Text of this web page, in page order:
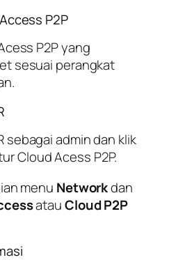
P2P
P2P yang
sesuai perangkat
sebagai admin dan klik
Cloud Acess P2P.
menu Networkdan
atauCloud P2P